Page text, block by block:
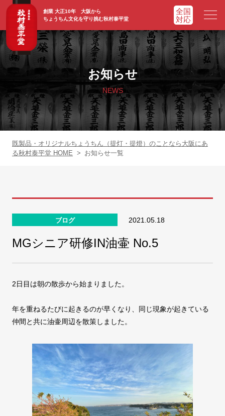
創業 大正10年 大阪から
ちょうちん文化を守り挑む秋村泰平堂
ホーム HOME
ADVATAGE
提灯一覧 CHOCHIN
お知らせ
NEWS
既製品・オリジナルちょうちん（提灯・提燈）のことなら大阪にあ
る秋村泰平堂 HOME > お知らせ一覧
ブログ 2021.05.18
MGシニア研修IN油壷 No.5
2日目は朝の散歩から始まりました。
年を重ねるたびに起きるのが早くなり、同じ現象が起きている
仲間と共に油壷周辺を散策しました。